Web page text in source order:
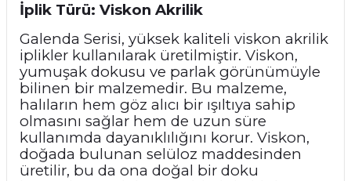
İplik Türü: Viskon Akrilik
Galenda Serisi, yüksek kaliteli viskon akrilik
iplikler kullanılarak üretilmiştir. Viskon,
yumuşak dokusu ve parlak görünümüyle
bilinen bir malzemedir. Bu malzeme,
halıların hem göz alıcı bir ışıltıya sahip
olmasını sağlar hem de uzun süre
kullanımda dayanıklılığını korur. Viskon,
doğada bulunan selüloz maddesinden
üretilir, bu da ona doğal bir doku